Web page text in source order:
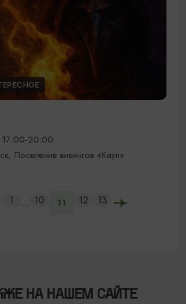
20:00
Поселение викингов «Кауп»
1 ... 10 11 12 13
НА НАШЕМ САЙТЕ